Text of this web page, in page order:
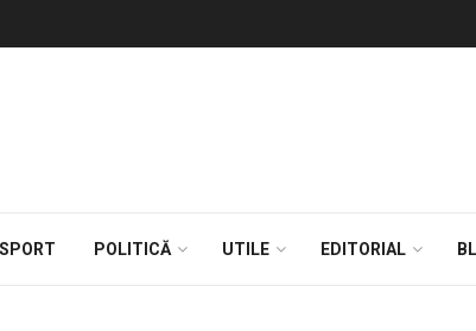
SPORT POLITICĂ UTILE EDITORIAL